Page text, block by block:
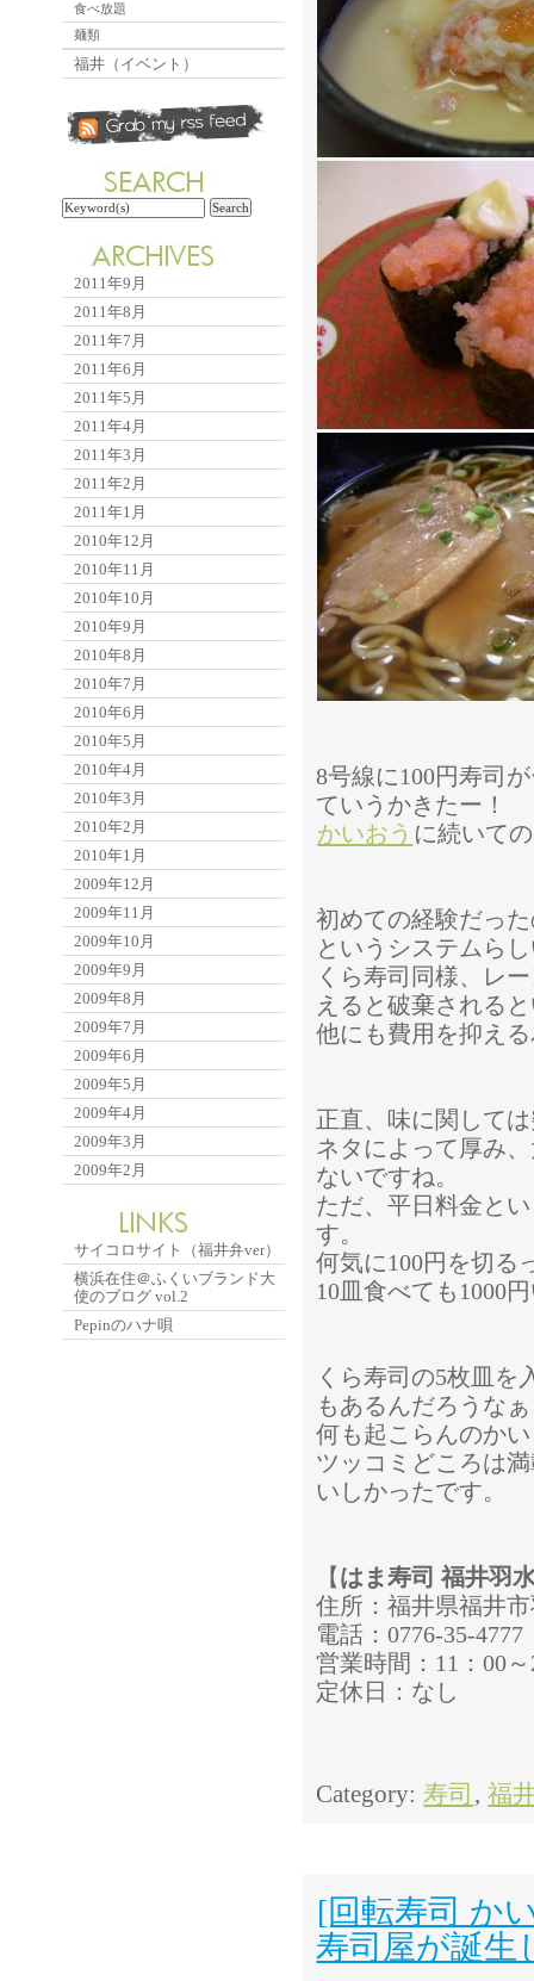
8号線に100円寿司
ていうかきたー！
かいおう に続いて
初めての経験だっ
というシステムら
くら寿司同様、レ
えると破棄される
他にも費用を抑え
正直、味に関して
ネタによって厚み
ないですね。
ただ、平日料金と
す。
何気に100円を切る
10皿食べても1000
くら寿司の5枚皿を
もあるんだろうな
何も起こらんのか
ツッコミどころは
いしかったです。
【はま寿司 福井羽
住所：福井県福井
電話：0776-35-4777
営業時間：11：00
定休日：なし
Category: 寿司 , 福
[回転寿司 か
寿司屋が誕生
食べ放題
麺類
福井（イベント）
2011年9月
2011年8月
2011年7月
2011年6月
2011年5月
2011年4月
2011年3月
2011年2月
2011年1月
2010年12月
2010年11月
2010年10月
2010年9月
2010年8月
2010年7月
2010年6月
2010年5月
2010年4月
2010年3月
2010年2月
2010年1月
2009年12月
2009年11月
2009年10月
2009年9月
2009年8月
2009年7月
2009年6月
2009年5月
2009年4月
2009年3月
2009年2月
サイコロサイト（福井弁ver）
横浜在住＠ふくいブランド大
使のブログ vol.2
Pepinのハナ唄